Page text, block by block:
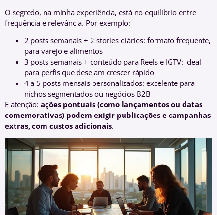
O segredo, na minha experiência, está no equilíbrio entre
frequência e relevância. Por exemplo:
2 posts semanais + 2 stories diários: formato frequente,
para varejo e alimentos
3 posts semanais + conteúdo para Reels e IGTV: ideal
para perfis que desejam crescer rápido
4 a 5 posts mensais personalizados: excelente para
nichos segmentados ou negócios B2B
E atenção: ações pontuais (como lançamentos ou datas
comemorativas) podem exigir publicações e campanhas
extras, com custos adicionais.